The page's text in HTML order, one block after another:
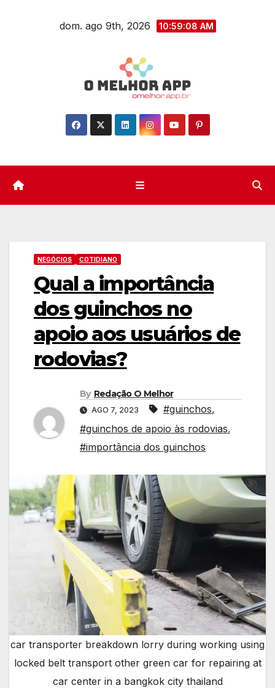
dom. ago 9th, 2026 10:59:09 AM
NEGÓCIOS COTIDIANO
Qual a importância
dos guinchos no
apoio aos usuários de
rodovias?
By Redação O Melhor
AGO 7, 2023 #guinchos,
#guinchos de apoio às rodovias,
#importância dos guinchos
car transporter breakdown lorry during working using
locked belt transport other green car for repairing at
car center in a bangkok city thailand